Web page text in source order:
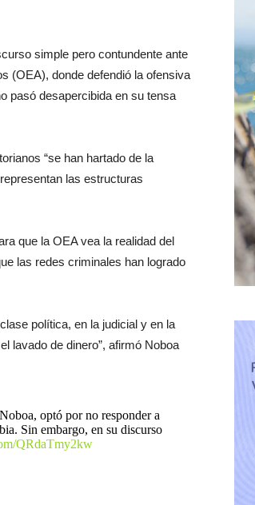
simple pero contundente ante
(OEA), donde defendió la ofensiva
pasó desapercibida en su tensa
“se han hartado de la
las estructuras
que la OEA vea la realidad del
las redes criminales han logrado
política, en la judicial y en la
lavado de dinero”, afirmó Noboa
optó por no responder a
Sin embargo, en su discurso
QRdaTmy2kw